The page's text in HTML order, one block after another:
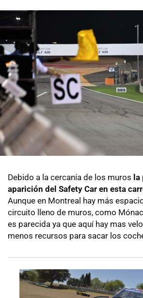
Debido a la cercanía de los muros la
aparición del Safety Car en esta
Aunque en Montreal hay más
circuito lleno de muros, como
es parecida ya que aquí hay mas
menos recursos para sacar los